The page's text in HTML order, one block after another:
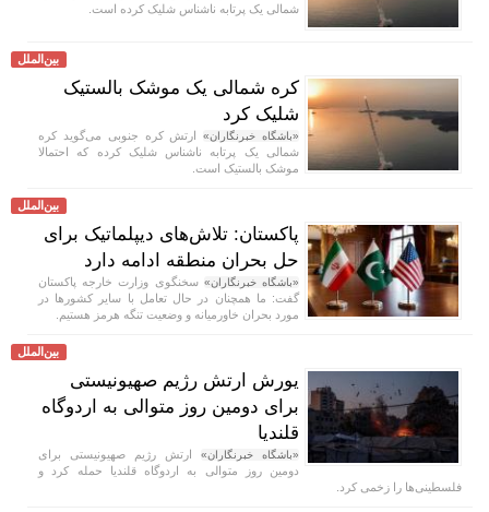
شمالی یک پرتابه ناشناس شلیک کرده است.
بین‌الملل
کره شمالی یک موشک بالستیک
شلیک کرد
«باشگاه خبرنگاران»ارتش کره جنوبی می‌گوید کره
شمالی یک پرتابه ناشناس شلیک کرده که احتمالا
موشک بالستیک است.
بین‌الملل
پاکستان: تلاش‌های دیپلماتیک برای
حل بحران منطقه ادامه دارد
«باشگاه خبرنگاران» سخنگوی وزارت خارجه پاکستان
گفت: ما همچنان در حال تعامل با سایر کشور‌ها در
مورد بحران خاورمیانه و وضعیت تنگه هرمز هستیم.
بین‌الملل
یورش ارتش رژیم صهیونیستی
برای دومین روز متوالی به اردوگاه
قلندیا
«باشگاه خبرنگاران» ارتش رژیم صهیونیستی برای
دومین روز متوالی به اردوگاه قلندیا حمله کرد و
فلسطینی‌ها را زخمی کرد.